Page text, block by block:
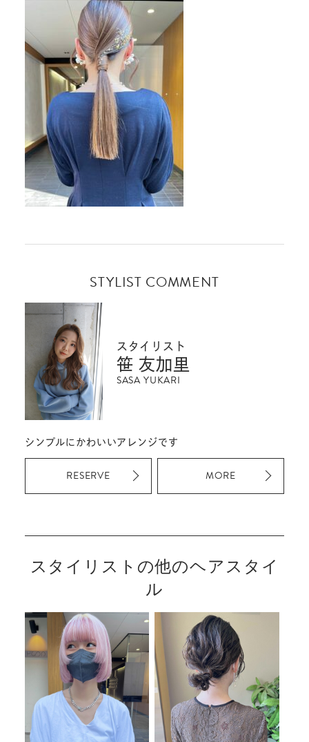
STYLIST COMMENT
スタイリスト
笹 友加里
SASA YUKARI
シンプルにかわいいアレンジです
RESERVE MORE
スタイリストの他のヘアスタイ
ル